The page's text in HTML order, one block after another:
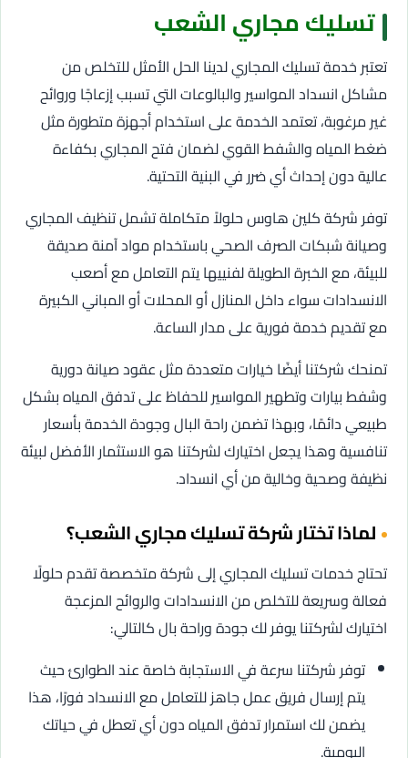
تسليك مجاري الشعب
تعتبر خدمة تسليك المجاري لدينا الحل الأمثل للتخلص من
مشاكل انسداد المواسير والبالوعات التي تسبب إزعاجًا وروائح
غير مرغوبة، تعتمد الخدمة على استخدام أجهزة متطورة مثل
ضغط المياه والشفط القوي لضمان فتح المجاري بكفاءة
عالية دون إحداث أي ضرر في البنية التحتية.
توفر شركة كلين هاوس حلولاً متكاملة تشمل تنظيف المجاري
وصيانة شبكات الصرف الصحي باستخدام مواد آمنة صديقة
للبيئة، مع الخبرة الطويلة لفنييها يتم التعامل مع أصعب
الانسدادات سواء داخل المنازل أو المحلات أو المباني الكبيرة
مع تقديم خدمة فورية على مدار الساعة.
تمنحك شركتنا أيضًا خيارات متعددة مثل عقود صيانة دورية
وشفط بيارات وتطهير المواسير للحفاظ على تدفق المياه بشكل
طبيعي دائمًا، وبهذا تضمن راحة البال وجودة الخدمة بأسعار
تنافسية وهذا يجعل اختيارك لشركتنا هو الاستثمار الأفضل لبيئة
نظيفة وصحية وخالية من أي انسداد.
لماذا تختار شركة تسليك مجاري الشعب؟
تحتاج خدمات تسليك المجاري إلى شركة متخصصة تقدم حلولًا
فعالة وسريعة للتخلص من الانسدادات والروائح المزعجة
اختيارك لشركتنا يوفر لك جودة وراحة بال كالتالي:
توفر شركتنا سرعة في الاستجابة خاصة عند الطوارئ حيث
يتم إرسال فريق عمل جاهز للتعامل مع الانسداد فورًا، هذا
يضمن لك استمرار تدفق المياه دون أي تعطل في حياتك
اليومية.